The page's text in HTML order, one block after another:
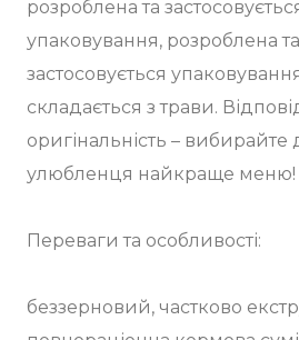
розроблена та
упаковування, розроблена
застосовується
складається з трави.
оригінальність – вибирайте
улюбленця найкраще меню!
Переваги та особливості:
беззерновий, частково